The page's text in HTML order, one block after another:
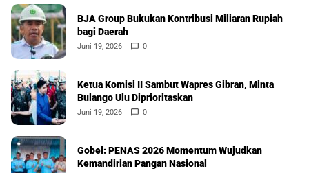
BJA Group Bukukan Kontribusi Miliaran Rupiah
bagi Daerah
Juni 19, 2026 0
Ketua Komisi II Sambut Wapres Gibran, Minta
Bulango Ulu Diprioritaskan
Juni 19, 2026 0
Gobel: PENAS 2026 Momentum Wujudkan
Kemandirian Pangan Nasional